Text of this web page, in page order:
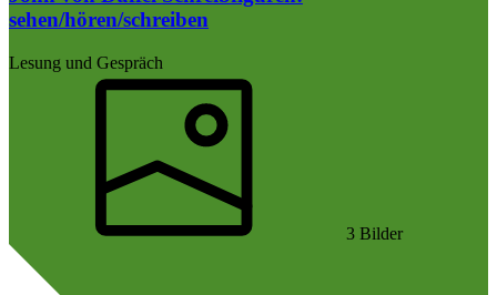
sehen/hören/schreiben
Lesung und Gespräch
3 Bilder